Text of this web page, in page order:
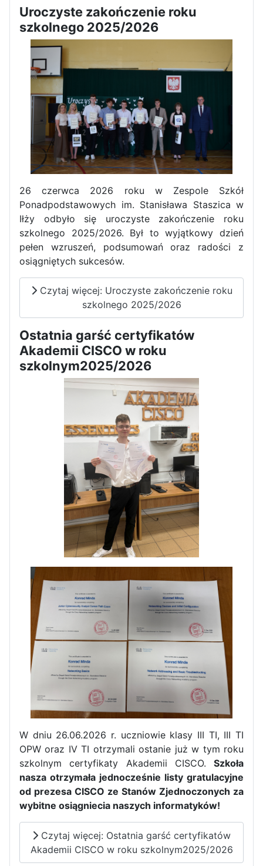
Dni Otwarte w „Staszicu” za
nami
Informatycy zapraszają do
Staszica w Iłży!
Zakończenie roku maturzystów
Zakończenie praktyk w
Portugalii
Rozpoczęcie kampanii „Gotowi
na kryzys” w ZSP w Iłży
Pierwszy tydzień praktyk
zawodowych naszych uczniów
w Portugalii za nami!
Uroczyste zakończenie roku
szkolnego 2025/2026
26 czerwca 2026 roku w Zespole Szkół
Ponadpodstawowych im. Stanisława Staszica w
Iłży odbyło się uroczyste zakończenie roku
szkolnego 2025/2026. Był to wyjątkowy dzień
pełen wzruszeń, podsumowań oraz radości z
osiągniętych sukcesów.
Czytaj więcej: Uroczyste zakończenie roku
szkolnego 2025/2026
Ostatnia garść certyfikatów
Akademii CISCO w roku
szkolnym2025/2026
W dniu 26.06.2026 r. uczniowie klasy III TI, III TI
OPW oraz IV TI otrzymali ostanie już w tym roku
szkolnym certyfikaty Akademii CISCO. Szkoła
nasza otrzymała jednocześnie listy gratulacyjne
od prezesa CISCO ze Stanów Zjednoczonych za
wybitne osiągniecia naszych informatyków!
Czytaj więcej: Ostatnia garść certyfikatów
Akademii CISCO w roku szkolnym2025/2026